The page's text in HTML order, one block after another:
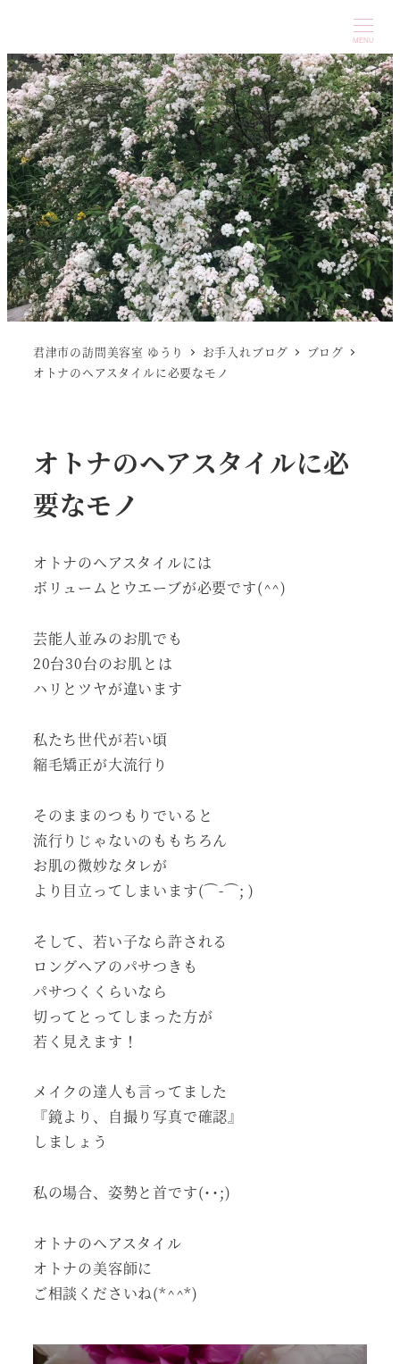
MENU
君津市の訪問美容室 ゆうり お手入れブログ
ブログ
オトナのヘアスタイルに必要なモノ
オトナのヘアスタイルに必
要なモノ
オトナのヘアスタイルには
ボリュームとウエーブが必要です(^^)
芸能人並みのお肌でも
20台30台のお肌とは
ハリとツヤが違います
私たち世代が若い頃
縮毛矯正が大流行り
そのままのつもりでいると
流行りじゃないのももちろん
お肌の微妙なタレが
より目立ってしまいます(⌒-⌒; )
そして、若い子なら許される
ロングヘアのパサつきも
パサつくくらいなら
切ってとってしまった方が
若く見えます！
メイクの達人も言ってました
『鏡より、自撮り写真で確認』
しましょう
私の場合、姿勢と首です(･･;)
オトナのヘアスタイル
オトナの美容師に
ご相談くださいね(*^^*)